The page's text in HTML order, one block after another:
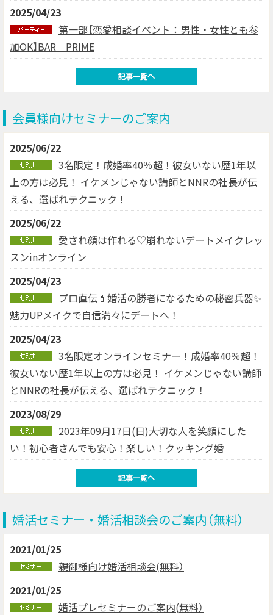
2025/04/23
第一部【恋愛相談イベント：男性・女性とも参
加OK】BAR PRIME
会員様向けセミナーのご案内
2025/06/22
3名限定！成婚率40％超！彼女いない歴1年以
上の方は必見！ イケメンじゃない講師とNNRの社長が伝
える、選ばれテクニック！
2025/06/22
愛され顔は作れる♡崩れないデートメイクレッ
スンinオンライン
2025/04/23
プロ直伝💄婚活の勝者になるための秘密兵器✨
魅力UPメイクで自信満々にデートへ！
2025/04/23
3名限定オンラインセミナー！成婚率40％超！
彼女いない歴1年以上の方は必見！ イケメンじゃない講師
とNNRの社長が伝える、選ばれテクニック！
2023/08/29
2023年09月17日(日)大切な人を笑顔にした
い！初心者さんでも安心！楽しい！クッキング婚
婚活セミナー・婚活相談会のご案内（無料）
2021/01/25
親御様向け婚活相談会(無料）
2021/01/25
婚活プレセミナーのご案内(無料）